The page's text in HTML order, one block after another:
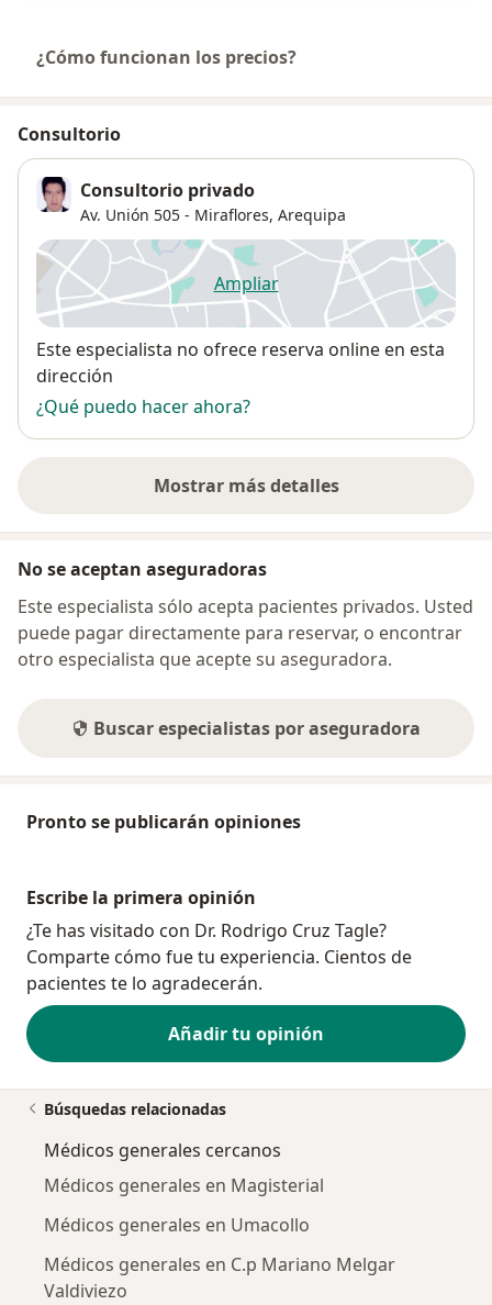
¿Cómo funcionan los precios?
Consultorio
Consultorio privado
Av. Unión 505 - Miraflores, Arequipa
Ampliarse abre en una nueva
Disponibilidad
Este especialista no ofrece reserva online en esta
dirección
¿Qué puedo hacer ahora?
Mostrar más detalles
sobre la dirección
No se aceptan aseguradoras
Este especialista sólo acepta pacientes privados. Usted
puede pagar directamente para reservar, o encontrar
otro especialista que acepte su aseguradora.
Buscar especialistas por aseguradora
Pronto se publicarán opiniones
Escribe la primera opinión
¿Te has visitado con Dr. Rodrigo Cruz Tagle?
Comparte cómo fue tu experiencia. Cientos de
pacientes te lo agradecerán.
Añadir tu opinión
Búsquedas relacionadas
Médicos generales cercanos
Médicos generales en Magisterial
Médicos generales en Umacollo
Médicos generales en C.p Mariano Melgar
Valdiviezo